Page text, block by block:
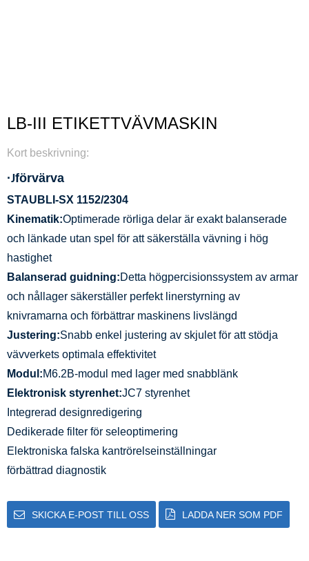
LB-III ETIKETTVÄVMASKIN
Kort beskrivning:
·Jförvärva
STAUBLI-SX 1152/2304
Kinematik:Optimerade rörliga delar är exakt balanserade
och länkade utan spel för att säkerställa vävning i hög
hastighet
Balanserad guidning:Detta högpercisionssystem av armar
och nållager säkerställer perfekt linerstyrning av
knivramarna och förbättrar maskinens livslängd
Justering:Snabb enkel justering av skjulet för att stödja
vävverkets optimala effektivitet
Modul:M6.2B-modul med lager med snabblänk
Elektronisk styrenhet:JC7 styrenhet
Integrerad designredigering
Dedikerade filter för seleoptimering
Elektroniska falska kantrörelseinställningar
förbättrad diagnostik
SKICKA E-POST TILL OSS LADDA NER SOM PDF